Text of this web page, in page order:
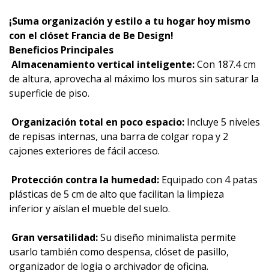
¡Suma organización y estilo a tu hogar hoy mismo
con el clóset Francia de Be Design!
Beneficios Principales
Almacenamiento vertical inteligente:Con 187.4 cm
de altura, aprovecha al máximo los muros sin saturar la
superficie de piso.
 Organización total en poco espacio: Incluye 5 niveles
de repisas internas, una barra de colgar ropa y 2
cajones exteriores de fácil acceso.
 Protección contra la humedad: Equipado con 4 patas
plásticas de 5 cm de alto que facilitan la limpieza
inferior y aíslan el mueble del suelo.
 Gran versatilidad:Su diseño minimalista permite
usarlo también como despensa, clóset de pasillo,
organizador de logia o archivador de oficina.